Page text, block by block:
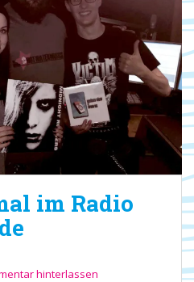
im Radio
hinterlassen